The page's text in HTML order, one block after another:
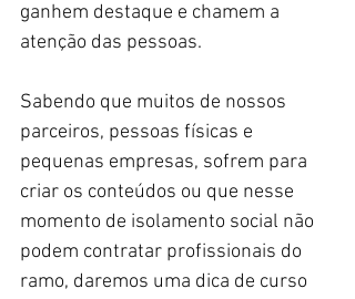
ganhem destaque e chamem a
atenção das pessoas.
Sabendo que muitos de nossos
parceiros, pessoas físicas e
pequenas empresas, sofrem para
criar os conteúdos ou que nesse
momento de isolamento social não
podem contratar profissionais do
ramo, daremos uma dica de curso